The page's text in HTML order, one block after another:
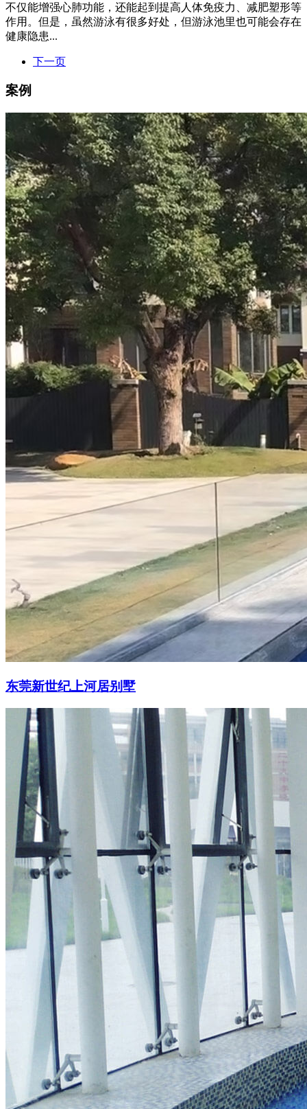
不仅能增强心肺功能，还能起到提高人体免疫力、减肥塑形等
作用。但是，虽然游泳有很多好处，但游泳池里也可能会存在
健康隐患...
下一页
案例
东莞新世纪上河居别墅